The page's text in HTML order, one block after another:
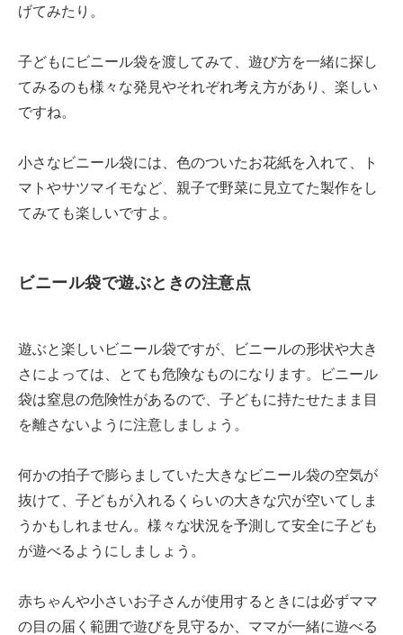
げてみたり。
子どもにビニール袋を渡してみて、遊び方を一緒に探し
てみるのも様々な発見やそれぞれ考え方があり、楽しい
ですね。
小さなビニール袋には、色のついたお花紙を入れて、ト
マトやサツマイモなど、親子で野菜に見立てた製作をし
てみても楽しいですよ。
ビニール袋で遊ぶときの注意点
遊ぶと楽しいビニール袋ですが、ビニールの形状や大き
さによっては、とても危険なものになります。ビニール
袋は窒息の危険性があるので、子どもに持たせたまま目
を離さないように注意しましょう。
何かの拍子で膨らましていた大きなビニール袋の空気が
抜けて、子どもが入れるくらいの大きな穴が空いてしま
うかもしれません。様々な状況を予測して安全に子ども
が遊べるようにしましょう。
赤ちゃんや小さいお子さんが使用するときには必ずママ
の目の届く範囲で遊びを見守るか、ママが一緒に遊べる